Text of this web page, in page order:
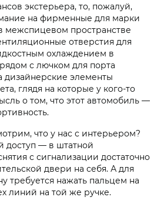
экстерьера, то, пожалуй,
на фирменные для марки
межспицевом пространстве
отверстия для
охлаждением в
с лючком для порта
элементы
глядя на которые у кого-то
о том, что этот автомобиль —
что у нас с интерьером?
доступ — в штатной
с сигнализации достаточно
двери на себя. А для
требуется нажать пальцем на
линий на той же ручке.